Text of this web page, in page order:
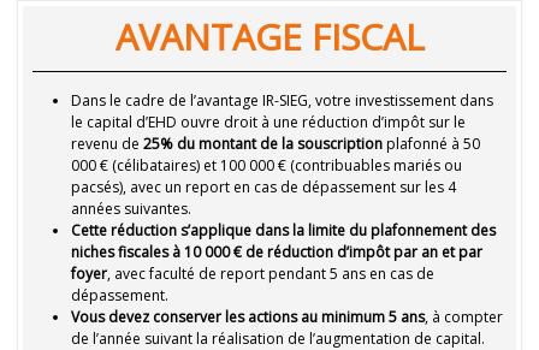
AVANTAGE FISCAL
Dans le cadre de l’avantage IR-SIEG, votre investissement dans
le capital d’EHD ouvre droit à une réduction d’impôt sur le
revenu de 25% du montant de la souscription plafonné à 50
000 € (célibataires) et 100 000 € (contribuables mariés ou
pacsés), avec un report en cas de dépassement sur les 4
années suivantes.
Cette réduction s’applique dans la limite du plafonnement des
niches fiscales à 10 000 € de réduction d’impôt par an et par
foyer, avec faculté de report pendant 5 ans en cas de
dépassement.
Vous devez conserver les actions au minimum 5 ans, à compter
de l’année suivant la réalisation de l’augmentation de capital.